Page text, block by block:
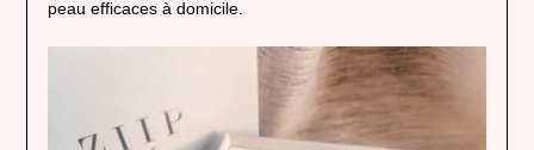
peau efficaces à domicile.